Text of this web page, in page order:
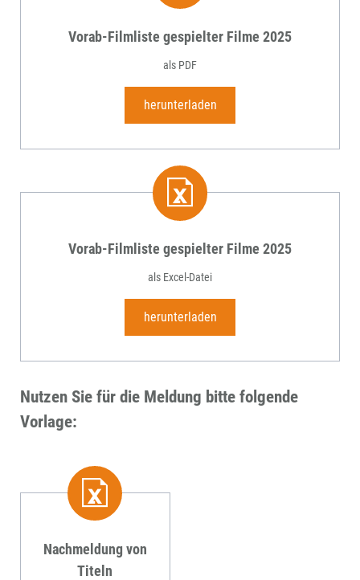
Vorab-Filmliste gespielter Filme 2025
als PDF
herunterladen
Vorab-Filmliste gespielter Filme 2025
als Excel-Datei
herunterladen
Nutzen Sie für die Meldung bitte folgende
Vorlage:
Nachmeldung von
Titeln